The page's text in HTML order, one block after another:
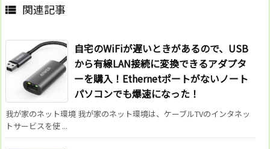
 関連記事
自宅のWiFiが遅いときがあるので、USB
から有線LAN接続に変換できるアダプタ
ーを購入！Ethernetポートがないノート
パソコンでも爆速になった！
我が家のネット環境 我が家のネット環境は、ケーブルTVのインタネッ
トサービスを使 ...